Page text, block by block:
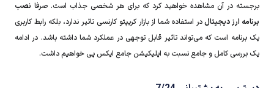
برجسته در آن مشاهده خواهید کرد که برای هر شخصی جذاب است. صرفا نصب
برنامه ارز دیجیتالدر استفاده شما از بازار کریپتو کارنسی تاثیر ندارد، بلکه رابط کاربری
یک برنامه است که می‌تواند تاثیر قابل توجهی در عملکرد شما داشته باشد. در ادامه
یک بررسی کامل و جامع نسبت به اپلیکیشن جامع ایکس پی خواهیم داشت.